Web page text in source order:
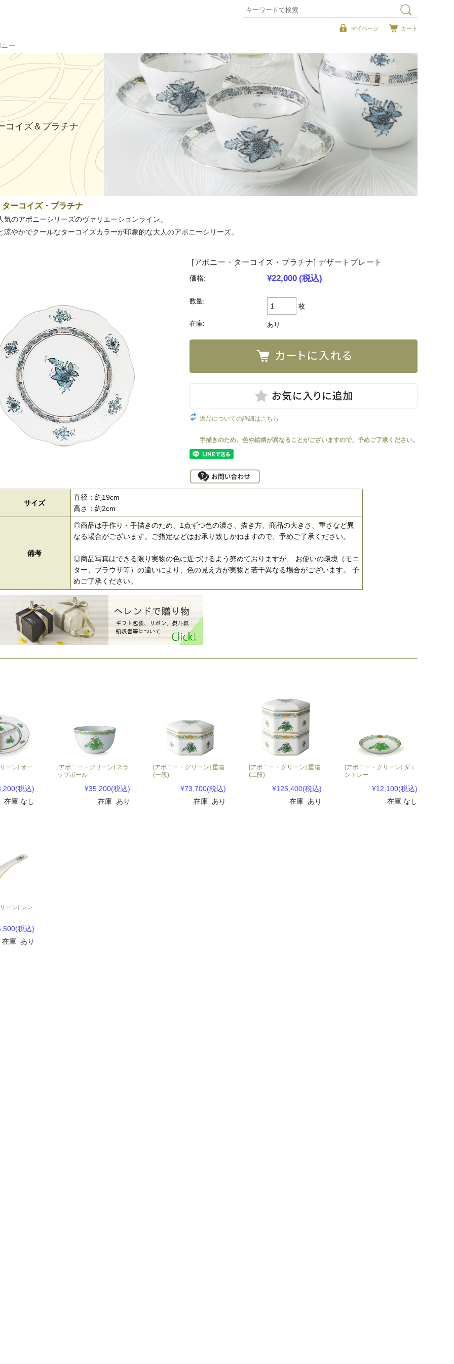
マイページ カート
ー
コイズ＆プラチナ
ーコイズ・プラチナ
気のアポニーシリーズのヴァリエーションライン。
涼やかでクールなターコイズカラーが印象的な大人のアポニーシリーズ。
[アポニー・ターコイズ・プラチナ] デザートプレート
価格:
¥22,000 (税込)
数量:
枚
在庫: あり
返品についての詳細はこちら
サイズ
直径：約19cm
高さ：約2cm
備考
◎商品は手作り・手描きのため、1点ずつ色の濃さ、描き方、商品の大きさ、重さなど異
なる場合がございます。ご指定などはお承り致しかねますので、予めご了承ください。
◎商品写真はできる限り実物の色に近づけるよう努めておりますが、 お使いの環境（モニ
ター、ブラウザ等）の違いにより、色の見え方が実物と若干異なる場合がございます。 予
めご了承ください。
ーン] オー
(税込)
在庫 なし
[アポニー・グリーン] スラ
ップボール
¥35,200(税込)
在庫 あり
[アポニー・グリーン] 重箱
(一段)
¥73,700(税込)
在庫 あり
[アポニー・グリーン] 重箱
(二段)
¥125,400(税込)
在庫 あり
[アポニー・グリーン] ダエ
ントレー
¥12,100(税込)
在庫 なし
ーン] レン
(税込)
在庫 あり